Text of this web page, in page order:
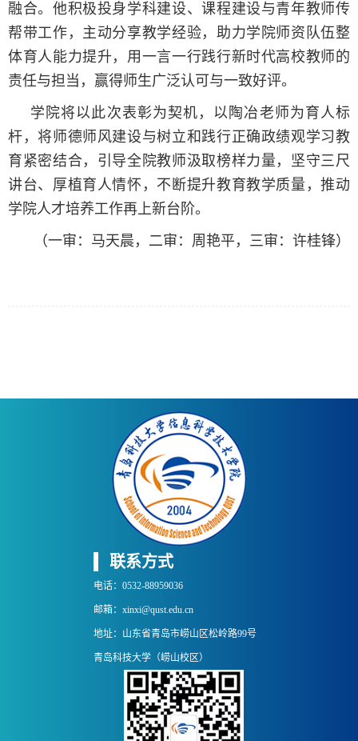
融合。他积极投身学科建设、课程建设与青年教师传
帮带工作，主动分享教学经验，助力学院师资队伍整
体育人能力提升，用一言一行践行新时代高校教师的
责任与担当，赢得师生广泛认可与一致好评。
学院将以此次表彰为契机，以陶冶老师为育人标
杆，将师德师风建设与树立和践行正确政绩观学习教
育紧密结合，引导全院教师汲取榜样力量，坚守三尺
讲台、厚植育人情怀，不断提升教育教学质量，推动
学院人才培养工作再上新台阶。
（一审：马天晨，二审：周艳平，三审：许桂锋）
联系方式
电话：0532-88959036
邮箱：xinxi@qust.edu.cn
地址：山东省青岛市崂山区松岭路99号
青岛科技大学（崂山校区）